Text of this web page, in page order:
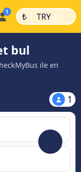
₺ | TRY |
bul
ile en
1